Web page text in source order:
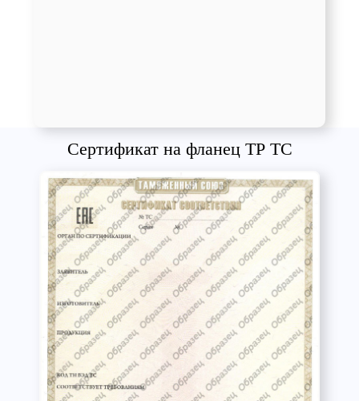
Сертификат на фланец ТР ТС